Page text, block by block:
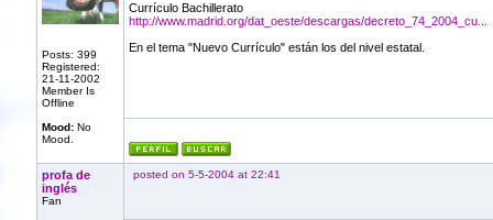
Posts: 399
Registered:
21-11-2002
Member Is
Offline
Mood:No
Mood.
Currículo Bachillerato
http://www.madrid.org/dat_oeste/descargas/decreto_74_2004_cu...
En el tema "Nuevo Currículo" están los del nivel estatal.
profa de
inglés
Fan
posted on 5-5-2004 at 22:41